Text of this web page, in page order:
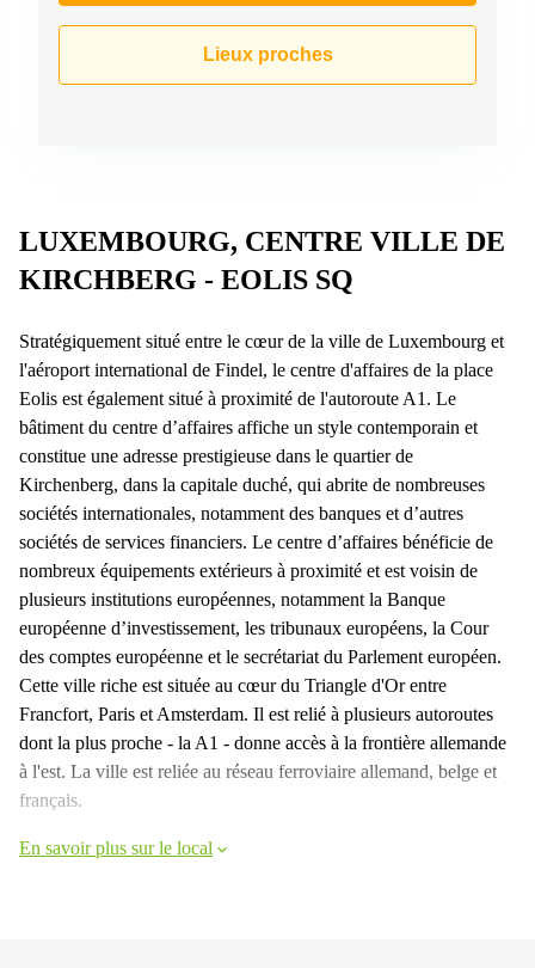
Lieux proches
LUXEMBOURG, CENTRE VILLE DE
KIRCHBERG - EOLIS SQ
Stratégiquement situé entre le cœur de la ville de Luxembourg et
l'aéroport international de Findel, le centre d'affaires de la place
Eolis est également situé à proximité de l'autoroute A1. Le
bâtiment du centre d’affaires affiche un style contemporain et
constitue une adresse prestigieuse dans le quartier de
Kirchenberg, dans la capitale duché, qui abrite de nombreuses
sociétés internationales, notamment des banques et d’autres
sociétés de services financiers. Le centre d’affaires bénéficie de
nombreux équipements extérieurs à proximité et est voisin de
plusieurs institutions européennes, notamment la Banque
européenne d’investissement, les tribunaux européens, la Cour
des comptes européenne et le secrétariat du Parlement européen.
Cette ville riche est située au cœur du Triangle d'Or entre
Francfort, Paris et Amsterdam. Il est relié à plusieurs autoroutes
dont la plus proche - la A1 - donne accès à la frontière allemande
à l'est. La ville est reliée au réseau ferroviaire allemand, belge et
français.
En savoir plus sur le local